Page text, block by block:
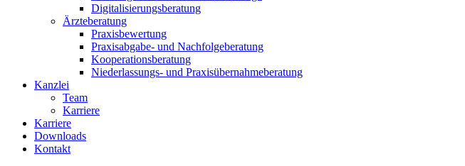
Digitalisierungsberatung
Ärzteberatung
Praxisbewertung
Praxisabgabe- und Nachfolgeberatung
Kooperationsberatung
Niederlassungs- und Praxisübernahmeberatung
Kanzlei
Team
Karriere
Karriere
Downloads
Kontakt